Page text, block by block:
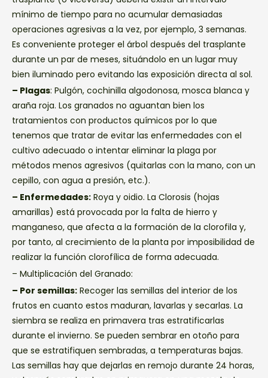
mínimo de tiempo para no acumular demasiadas
operaciones agresivas a la vez, por ejemplo, 3 semanas.
Es conveniente proteger el árbol después del trasplante
durante un par de meses, situándolo en un lugar muy
bien iluminado pero evitando las exposición directa al sol.
– Plagas: Pulgón, cochinilla algodonosa, mosca blanca y
araña roja. Los granados no aguantan bien los
tratamientos con productos químicos por lo que
tenemos que tratar de evitar las enfermedades con el
cultivo adecuado o intentar eliminar la plaga por
métodos menos agresivos (quitarlas con la mano, con un
cepillo, con agua a presión, etc.).
– Enfermedades: Roya y oidio. La Clorosis (hojas
amarillas) está provocada por la falta de hierro y
manganeso, que afecta a la formación de la clorofila y,
por tanto, al crecimiento de la planta por imposibilidad de
realizar la función clorofílica de forma adecuada.
– Multiplicación del Granado:
– Por semillas: Recoger las semillas del interior de los
frutos en cuanto estos maduran, lavarlas y secarlas. La
siembra se realiza en primavera tras estratificarlas
durante el invierno. Se pueden sembrar en otoño para
que se estratifiquen sembradas, a temperaturas bajas.
Las semillas hay que dejarlas en remojo durante 24 horas,